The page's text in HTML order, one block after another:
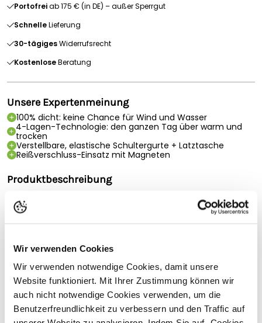
Wir verwenden Cookies
Wir verwenden notwendige Cookies, damit unsere
Website funktioniert. Mit Ihrer Zustimmung können wir
auch nicht notwendige Cookies verwenden, um die
Benutzerfreundlichkeit zu verbessern und den Traffic auf
Portofreiab 175 € (in DE) – außer Sperrgut
SchnelleLieferung
30-tägigesWiderrufsrecht
KostenloseBeratung
Unsere Expertenmeinung
100% dicht: keine Chance für Wind und Wasser
4-Lagen-Technologie: den ganzen Tag über warm und
trocken
Verstellbare, elastische Schultergurte + Latztasche
Reißverschluss-Einsatz mit Magneten
Produktbeschreibung
Die ISO940 Womens Latzhose ist unsere erstklassige, 100%
Technologie, die Sie den ganzen Tag lang warm und trocken
hält.
Drückknöpfe sind eine Plage. Also haben wir sie abgeschafft.
Stattdessen haben wir Magnetverschlüsse eingebaut. Dazu
gehören auch Magnetverschlüsse an den Zwickeln der
Überhosen und Latzhosen von ISO940.
Vollständige Beschreibung lesen